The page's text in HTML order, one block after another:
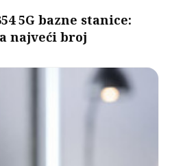
5G bazne stanice:
najveći broj